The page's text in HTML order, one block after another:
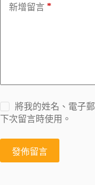
新增留言 *
將我的姓名、電子
下次留言時使用。
發佈留言